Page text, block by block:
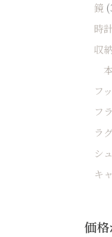
鏡
時計
収
フ
フ
ラ
シ
キ
価